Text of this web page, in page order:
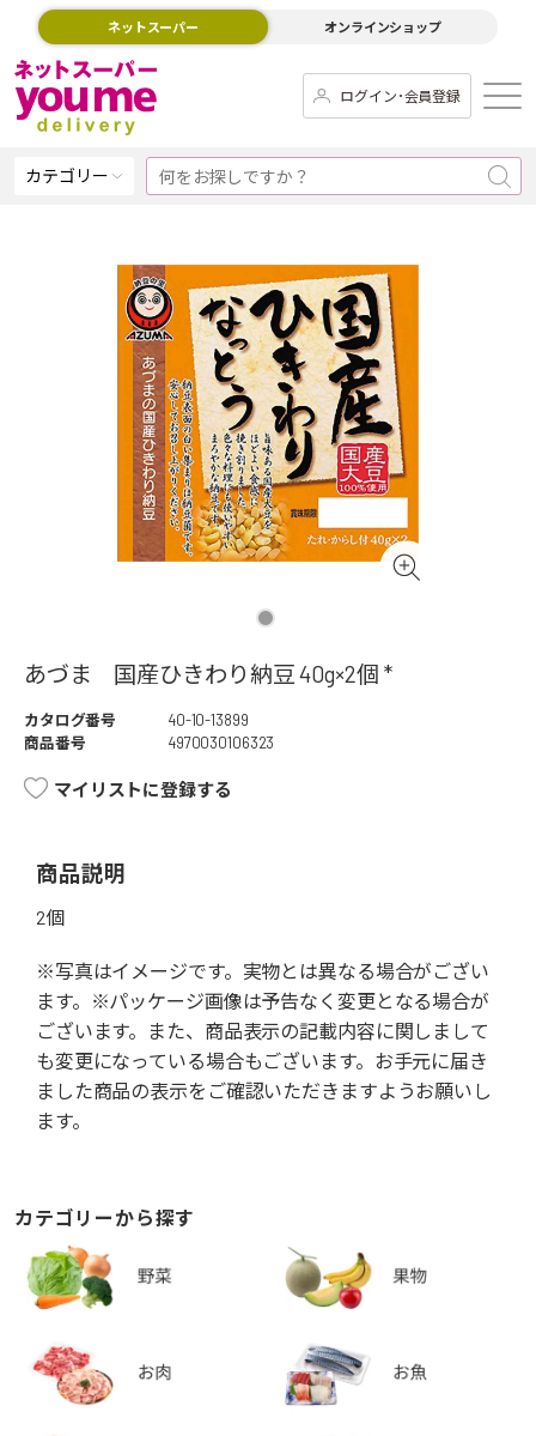
ネットスーパー オンラインショップ
ログイン･会員登録
カテゴリー
あづま 国産ひきわり納豆 40g×2個 *
カタログ番号
40-10-13899
商品番号
4970030106323
マイリストに登録する
商品説明
2個
※写真はイメージです。実物とは異なる場合がござい
ます。※パッケージ画像は予告なく変更となる場合が
ございます。また、商品表示の記載内容に関しまして
も変更になっている場合もございます。お手元に届き
ました商品の表示をご確認いただきますようお願いし
ます。
カテゴリーから探す